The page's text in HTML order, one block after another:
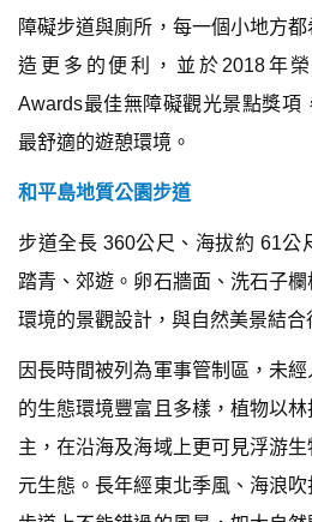
障礙步道與廁所，每一個小地方
造更多的便利，並於2018年榮
Awards最佳無障礙觀光景點獎項
最舒適的遊憩環境。
和平島地質公園步道
步道全長 360公尺、海拔約 61公
踏青、郊遊。卵石牆面、洗石子
環境的景觀設計，與自然美景結合
因長時間被列為軍事管制區，未
的生態環境豐富且多樣，植物以
主，在沿海及海域上更可見浮游
元生態。長年經東北季風、海浪